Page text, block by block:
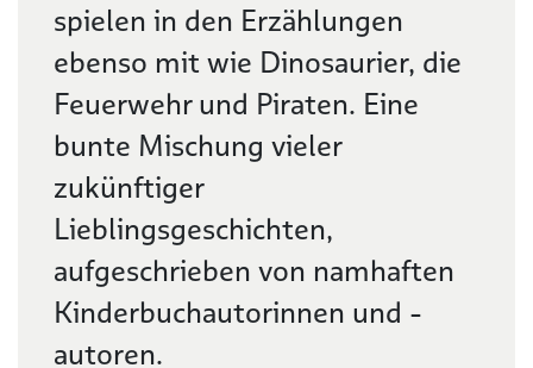
spielen in den Erzählungen
ebenso mit wie Dinosaurier, die
Feuerwehr und Piraten. Eine
bunte Mischung vieler
zukünftiger
Lieblingsgeschichten,
aufgeschrieben von namhaften
Kinderbuchautorinnen und -
autoren.